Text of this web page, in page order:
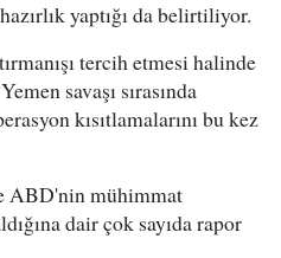
yaptığı da belirtiliyor.
tercih etmesi halinde
savaşı sırasında
kısıtlamalarını bu kez
ABD'nin mühimmat
dair çok sayıda rapor